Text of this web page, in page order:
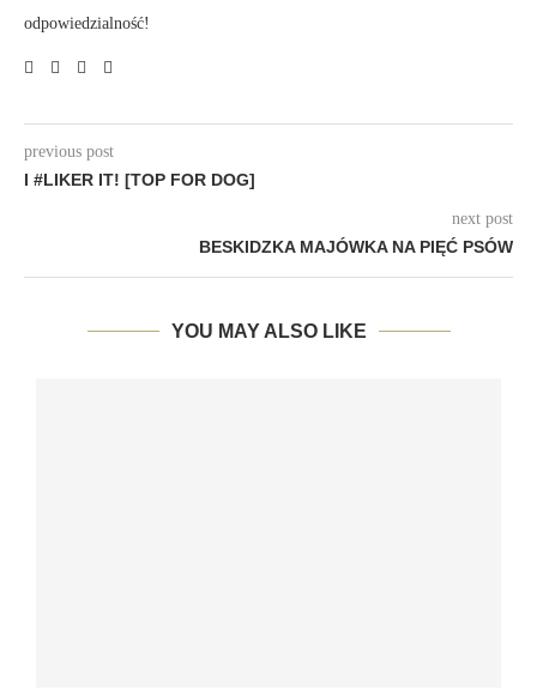
odpowiedzialność!
previous post
I #LIKER IT! [TOP FOR DOG]
next post
BESKIDZKA MAJÓWKA NA PIĘĆ PSÓW
YOU MAY ALSO LIKE